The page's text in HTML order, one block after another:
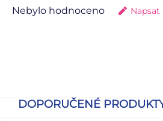
Nebylo hodnoceno
DOPORUČENÉ